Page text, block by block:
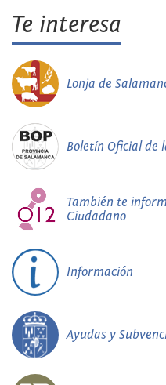
Te interesa
Lonja de
Boletín Oficial de
También te
Ciudadano
Información
Ayudas y